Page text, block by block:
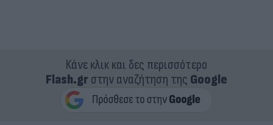
Κάνε κλικ και δες περισσότερο
Flash.grστην αναζήτηση της Google